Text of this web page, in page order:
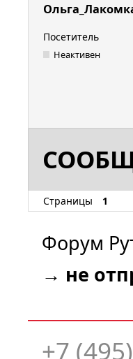
Посетитель
Неактивен
Страницы 1
Форум
→ не
+7 (495)